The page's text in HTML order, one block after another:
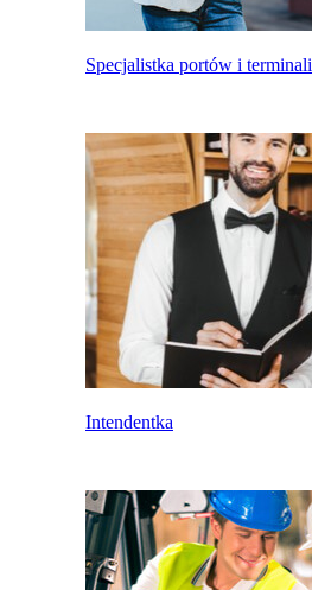
Specjalistka portów i terminali
Intendentka